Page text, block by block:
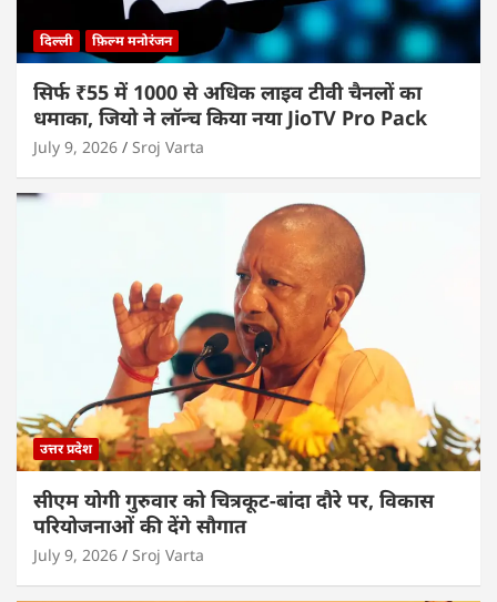
दिल्ली फ़िल्म मनोरंजन
सिर्फ ₹55 में 1000 से अधिक लाइव टीवी चैनलों का
धमाका, जियो ने लॉन्च किया नया JioTV Pro Pack
July 9, 2026 Sroj Varta
उत्तर प्रदेश
सीएम योगी गुरुवार को चित्रकूट-बांदा दौरे पर, विकास
परियोजनाओं की देंगे सौगात
July 9, 2026 Sroj Varta